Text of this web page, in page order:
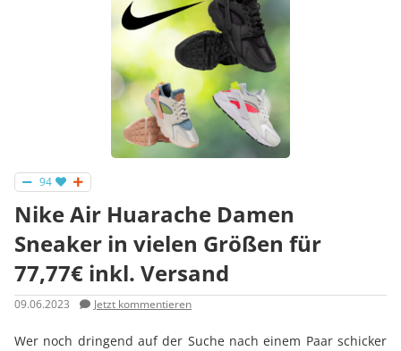
94
Nike Air Huarache Damen
Sneaker in vielen Größen für
77,77€ inkl. Versand
09.06.2023 Jetzt kommentieren
Wer noch dringend auf der Suche nach einem Paar schicker